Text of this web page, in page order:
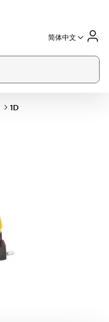
International
France
USA
简体中文
1D